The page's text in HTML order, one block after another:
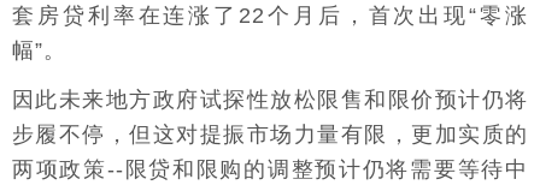
套房贷利率在连涨了22个月后，首次出现“零涨
幅”。
因此未来地方政府试探性放松限售和限价预计仍将
步履不停，但这对提振市场力量有限，更加实质的
两项政策--限贷和限购的调整预计仍将需要等待中